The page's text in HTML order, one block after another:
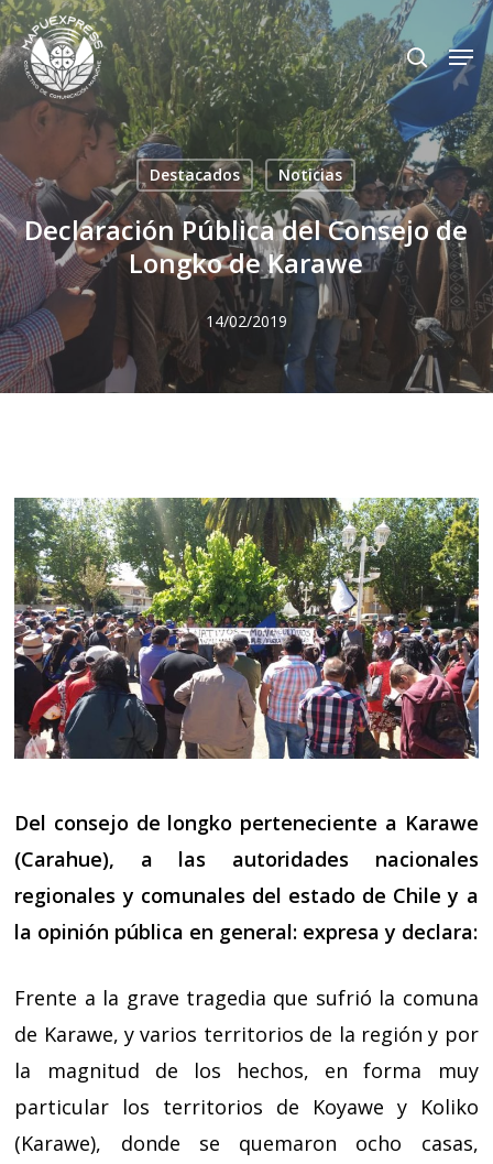
Skip
to
main
content
search
Destacados Noticias
Declaración Pública del Consejo de
Longko de Karawe
14/02/2019
Del consejo de longko perteneciente a Karawe
(Carahue), a las autoridades nacionales
regionales y comunales del estado de Chile y a
la opinión pública en general: expresa y declara:
Frente a la grave tragedia que sufrió la comuna
de Karawe, y varios territorios de la región y por
la magnitud de los hechos, en forma muy
particular los territorios de Koyawe y Koliko
(Karawe), donde se quemaron ocho casas,
Close
Menu